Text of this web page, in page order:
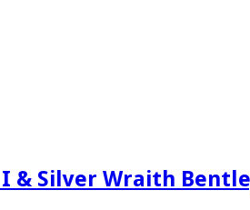
I & Silver Wraith